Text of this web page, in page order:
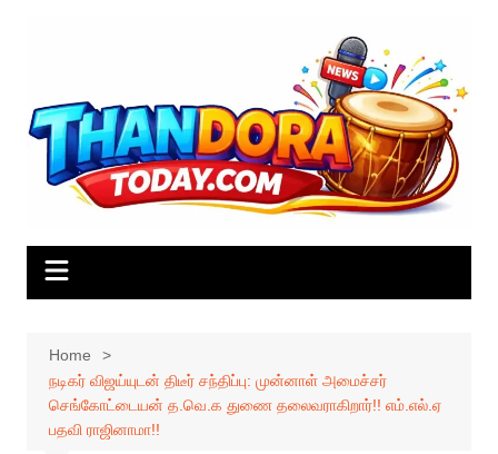
Home
நடிகர் விஜய்யுடன் திடீர் சந்திப்பு: முன்னாள் அமைச்சர்
செங்கோட்டையன் த.வெ.க துணை தலைவராகிறார்!! எம்.எல்.ஏ
பதவி ராஜினாமா!!